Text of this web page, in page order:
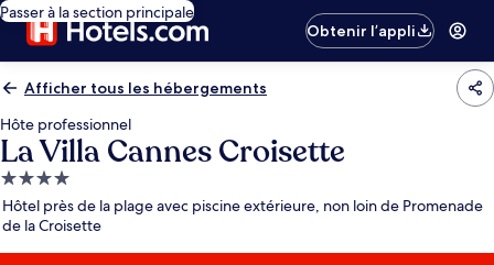
Passer à la section principale
Obtenir l’appli
Afficher tous les hébergements
Hôte professionnel
La Villa Cannes Croisette
Hébergement
4.0 étoiles
Hôtel près de la plage avec piscine extérieure, non loin de Promenade
de la Croisette